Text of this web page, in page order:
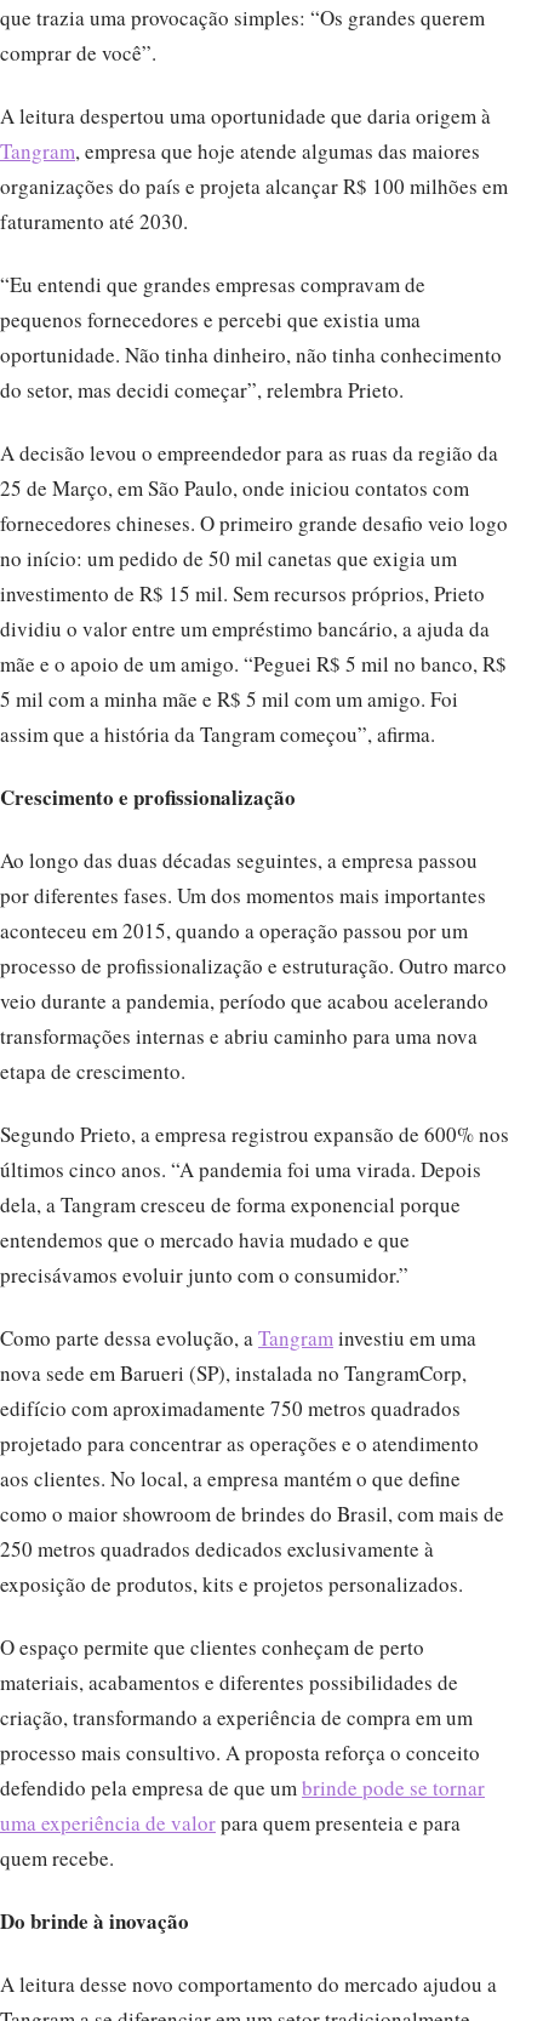
que trazia uma provocação simples: “Os grandes querem
comprar de você”.
A leitura despertou uma oportunidade que daria origem à
Tangram, empresa que hoje atende algumas das maiores
organizações do país e projeta alcançar R$ 100 milhões em
faturamento até 2030.
“Eu entendi que grandes empresas compravam de
pequenos fornecedores e percebi que existia uma
oportunidade. Não tinha dinheiro, não tinha conhecimento
do setor, mas decidi começar”, relembra Prieto.
A decisão levou o empreendedor para as ruas da região da
25 de Março, em São Paulo, onde iniciou contatos com
fornecedores chineses. O primeiro grande desafio veio logo
no início: um pedido de 50 mil canetas que exigia um
investimento de R$ 15 mil. Sem recursos próprios, Prieto
dividiu o valor entre um empréstimo bancário, a ajuda da
mãe e o apoio de um amigo. “Peguei R$ 5 mil no banco, R$
5 mil com a minha mãe e R$ 5 mil com um amigo. Foi
assim que a história da Tangram começou”, afirma.
Crescimento e profissionalização
Ao longo das duas décadas seguintes, a empresa passou
por diferentes fases. Um dos momentos mais importantes
aconteceu em 2015, quando a operação passou por um
processo de profissionalização e estruturação. Outro marco
veio durante a pandemia, período que acabou acelerando
transformações internas e abriu caminho para uma nova
etapa de crescimento.
Segundo Prieto, a empresa registrou expansão de 600% nos
últimos cinco anos. “A pandemia foi uma virada. Depois
dela, a Tangram cresceu de forma exponencial porque
entendemos que o mercado havia mudado e que
precisávamos evoluir junto com o consumidor.”
Como parte dessa evolução, aTangraminvestiu em uma
nova sede em Barueri (SP), instalada no TangramCorp,
edifício com aproximadamente 750 metros quadrados
projetado para concentrar as operações e o atendimento
aos clientes. No local, a empresa mantém o que define
como o maior showroom de brindes do Brasil, com mais de
250 metros quadrados dedicados exclusivamente à
exposição de produtos, kits e projetos personalizados.
O espaço permite que clientes conheçam de perto
materiais, acabamentos e diferentes possibilidades de
criação, transformando a experiência de compra em um
processo mais consultivo. A proposta reforça o conceito
defendido pela empresa de que umbrinde pode se tornar
uma experiência de valorpara quem presenteia e para
quem recebe.
Do brinde à inovação
A leitura desse novo comportamento do mercado ajudou a